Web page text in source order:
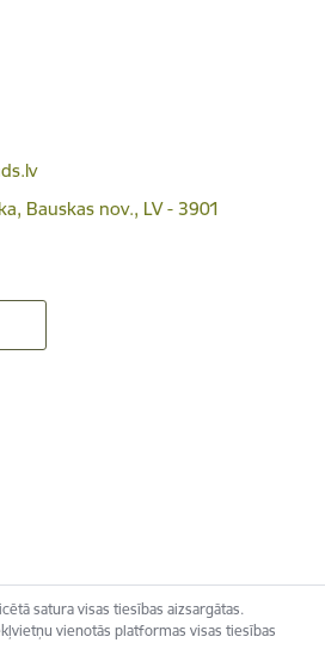
Bauskas nov., LV - 3901
satura visas tiesības aizsargātas.
vienotās platformas visas tiesības